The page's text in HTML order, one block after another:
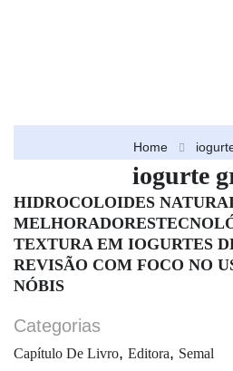
Home
iogurte
HIDROCOLOIDES
TEXTURA EM IOGURTES
REVISÃO COM FOCO NO
NÓBIS
Categorias
Capítulo De Livro, Editora, Semal